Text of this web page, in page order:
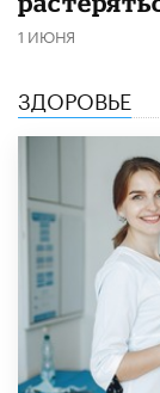
1 ИЮНЯ
ЗДОРОВЬЕ